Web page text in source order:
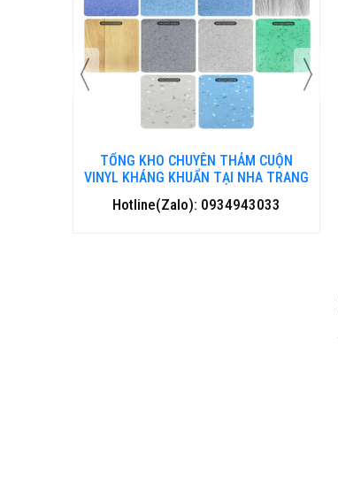
NHA TRANG
TỔNG KHO CHUYÊN THẢM CUỘN
VINYL KHÁNG KHUẨN TẠI ĐÀ NẴNG
Hotline(Zalo): 0934943033